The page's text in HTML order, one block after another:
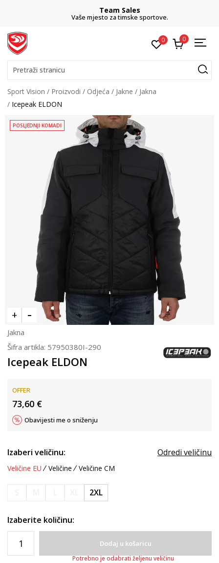
Team Sales
Vaše mjesto za timske sportove.
0 0
Pretraži stranicu
Sport Vision Proizvodi Odjeća Jakne
Jakna
Icepeak ELDON
POSLJEDNJI KOMADI
Jakna
Šifra artikla: 57950380I-290
Icepeak ELDON
OFFER
73,60 €
Obavijesti me o sniženju
Izaberi veličinu: Odredi veličinu
Veličine EU Veličine Veličine CM
2XL
Izaberite količinu:
Dodaj u košaricu
Potrebno je odabrati željenu veličinu